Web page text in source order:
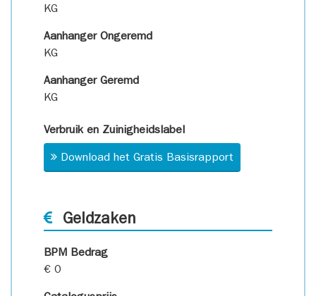
KG
Aanhanger Ongeremd
KG
Aanhanger Geremd
KG
Verbruik en Zuinigheidslabel
Download het Gratis Basisrapport
Geldzaken
BPM Bedrag
€ 0